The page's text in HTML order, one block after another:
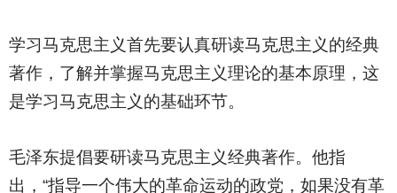
学习马克思主义首先要认真研读马克思主义的经典
著作，了解并掌握马克思主义理论的基本原理，这
是学习马克思主义的基础环节。
毛泽东提倡要研读马克思主义经典著作。他指
出，“指导一个伟大的革命运动的政党，如果没有革